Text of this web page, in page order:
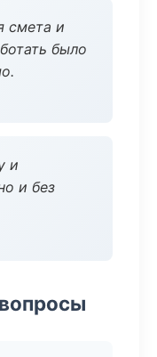
смета и
было
и
и без